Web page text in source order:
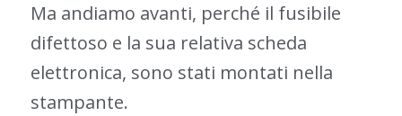
Ma andiamo avanti, perché il fusibile
difettoso e la sua relativa scheda
elettronica, sono stati montati nella
stampante.